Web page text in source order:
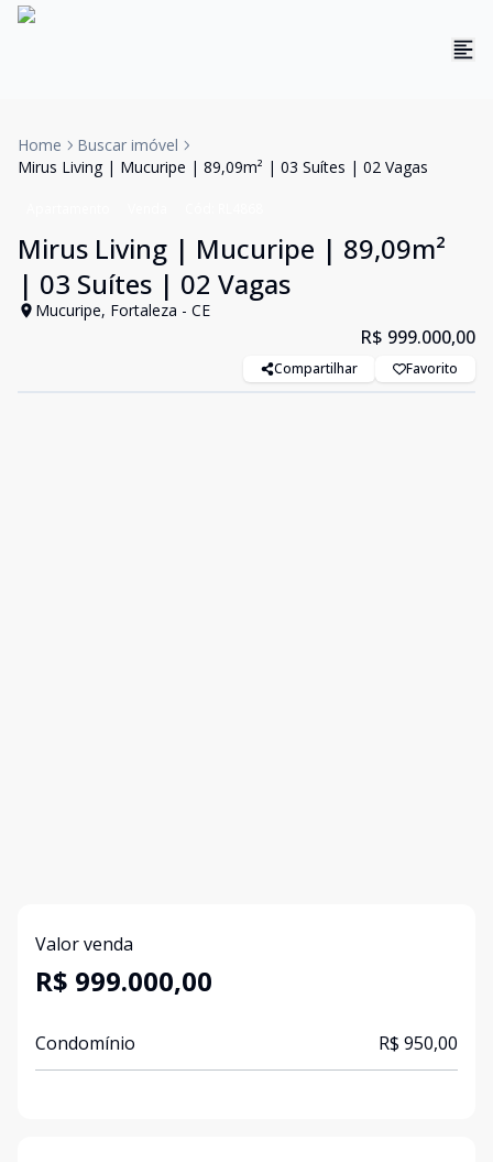
Home
Buscar imóvel
Mirus Living | Mucuripe | 89,09m² | 03 Suítes | 02 Vagas
Mirus Living | Mucuripe | 89,09m²
| 03 Suítes | 02 Vagas
Mucuripe, Fortaleza - CE
R$ 999.000,00
Compartilhar Favorito
Valor venda
R$ 999.000,00
Condomínio R$ 950,00